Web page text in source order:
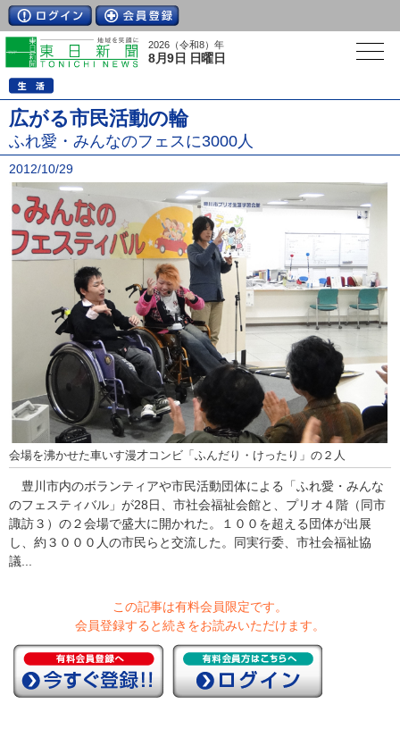
2026（令和8）年
8月9日 日曜日
広がる市民活動の輪
ふれ愛・みんなのフェスに3000人
2012/10/29
会場を沸かせた車いす漫才コンビ「ふんだり・けったり」の２人
豊川市内のボランティアや市民活動団体による「ふれ愛・みんな
のフェスティバル」が28日、市社会福祉会館と、プリオ４階（同市
諏訪３）の２会場で盛大に開かれた。１００を超える団体が出展
し、約３０００人の市民らと交流した。同実行委、市社会福祉協
議...
この記事は有料会員限定です。
会員登録すると続きをお読みいただけます。